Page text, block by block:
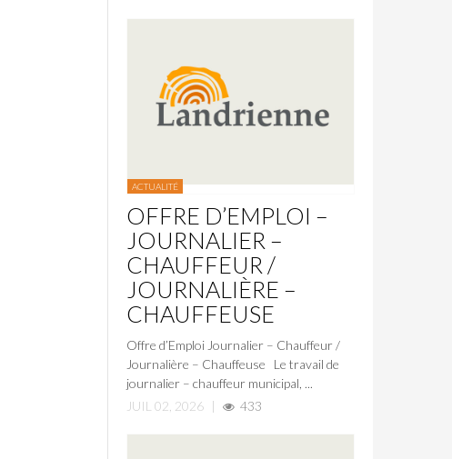
ACTUALITÉ
OFFRE D’EMPLOI –
JOURNALIER –
CHAUFFEUR /
JOURNALIÈRE –
CHAUFFEUSE
Offre d’Emploi Journalier – Chauffeur /
Journalière – Chauffeuse Le travail de
journalier – chauffeur municipal, ...
JUIL 02, 2026
| 433